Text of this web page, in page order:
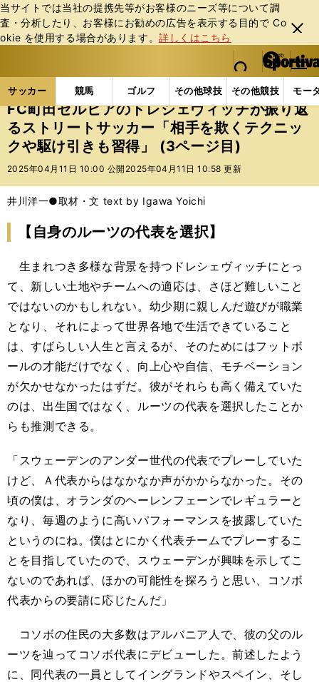
当サイトでは当社の提携先等がお客様のニーズ等について調
査・分析したり、お客様にお勧めの広告を表⽰する⽬的で Co
okie を使⽤する場合があります。詳しくはこちら
閉じ
る
web Sportiva (webスポルティーバ)
検索
マイペ
ー
ジ
メニュ
サッカー 競馬 ゴルフ その他球技 その他競技 モー
ス
ポ
ル
テ
ー
バ
サッカーの記事一覧 Jリーグ他 Jリーグ FC町田
FC町田ゼルビアのドレシェヴィッチが振り返
るストリートサッカー「相手を欺くテクニッ
クや駆け引きも習得」 (3ページ目)
2025年04月11日 10:00 公開 2025年04月11日 10:58 更新
井川洋一●取材・文 text by Igawa Yoichi
【自身のルーツの代表を選択】
生まれつき多様な背景を持つドレシェヴィッチにとっ
て、新しい土地やチームへの適応は、さほど難しいこと
ではないのかもしれない。幼少期に親しんだ遊びが職業
となり、それによって世界各地で生活できていること
は、すばらしい人生と言えるが、そのためにはフットボ
ールの才能だけでなく、向上心や自信、モチベーション
が欠かせなかったはずだ。彼がそれらも高く備えていた
のは、出生国ではなく、ルーツの代表を選択したことか
らも推測できる。
「スウェーデンのアンダー世代の代表でプレーしていた
けど、Ａ代表からはなかなか声がかからなかった。その
頃の僕は、オランダのヘーレンフェーンでレギュラーと
なり、毎週のように高いパフォーマンスを披露していた
というのにね。僕はとにかく代表チームでプレーするこ
とを目指していたので、スウェーデンが興味を示してこ
ないのであれば、ほかの可能性を探ろうと思い、コソボ
代表からの要請に応じたんだ」
コソボの住民の大多数はアルバニア人で、彼の父のル
ーツを辿ってコソボ代表にデビューした。前述したよう
に、同代表の一員としてイングランドやスペイン、そし